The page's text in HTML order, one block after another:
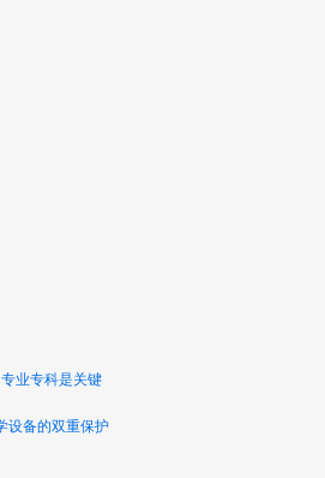
业专科是关键
设备的双重保护